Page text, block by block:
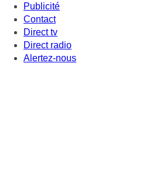
Publicité
Contact
Direct tv
Direct radio
Alertez-nous